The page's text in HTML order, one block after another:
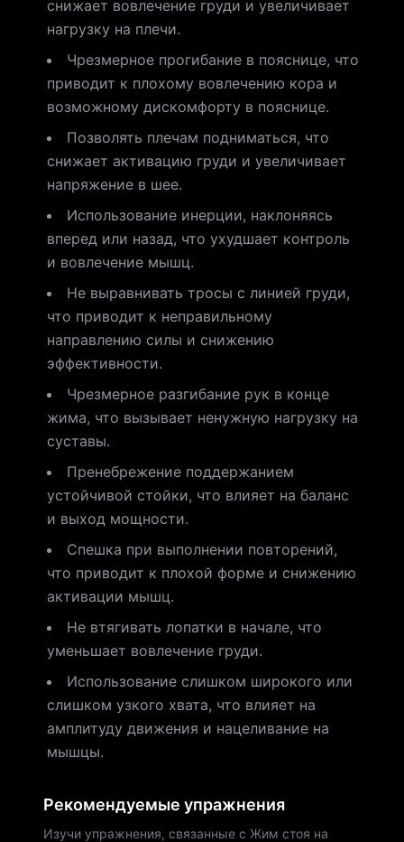
снижает вовлечение груди и увеличивает
нагрузку на плечи.
Чрезмерное прогибание в пояснице, что
приводит к плохому вовлечению кора и
возможному дискомфорту в пояснице.
Позволять плечам подниматься, что
снижает активацию груди и увеличивает
напряжение в шее.
Использование инерции, наклоняясь
вперед или назад, что ухудшает контроль
и вовлечение мышц.
Не выравнивать тросы с линией груди,
что приводит к неправильному
направлению силы и снижению
эффективности.
Чрезмерное разгибание рук в конце
жима, что вызывает ненужную нагрузку на
суставы.
Пренебрежение поддержанием
устойчивой стойки, что влияет на баланс
и выход мощности.
Спешка при выполнении повторений,
что приводит к плохой форме и снижению
активации мышц.
Не втягивать лопатки в начале, что
уменьшает вовлечение груди.
Использование слишком широкого или
слишком узкого хвата, что влияет на
амплитуду движения и нацеливание на
мышцы.
Рекомендуемые упражнения
Изучи упражнения, связанные с Жим стоя на